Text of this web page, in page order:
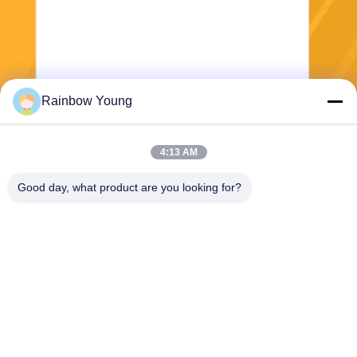
পাঠান
Rainbow Young
4:13 AM
Good day, what product are you looking for?